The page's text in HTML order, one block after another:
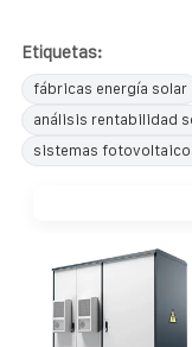
Etiquetas:
fábricas energía solar
análisis rentabilidad
sistemas